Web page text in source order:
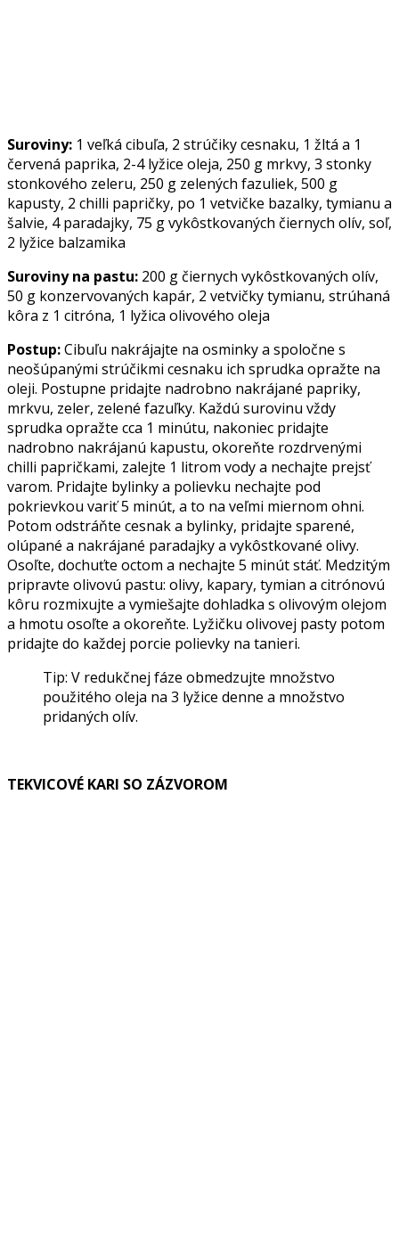
Suroviny: 1 veľká cibuľa, 2 strúčiky cesnaku, 1 žltá a 1
červená paprika, 2-4 lyžice oleja, 250 g mrkvy, 3 stonky
stonkového zeleru, 250 g zelených fazuliek, 500 g
kapusty, 2 chilli papričky, po 1 vetvičke bazalky, tymianu a
šalvie, 4 paradajky, 75 g vykôstkovaných čiernych olív, soľ,
2 lyžice balzamika
Suroviny na pastu: 200 g čiernych vykôstkovaných olív,
50 g konzervovaných kapár, 2 vetvičky tymianu, strúhaná
kôra z 1 citróna, 1 lyžica olivového oleja
Postup:Cibuľu nakrájajte na osminky a spoločne s
neošúpanými strúčikmi cesnaku ich sprudka opražte na
oleji. Postupne pridajte nadrobno nakrájané papriky,
mrkvu, zeler, zelené fazuľky. Každú surovinu vždy
sprudka opražte cca 1 minútu, nakoniec pridajte
nadrobno nakrájanú kapustu, okoreňte rozdrvenými
chilli papričkami, zalejte 1 litrom vody a nechajte prejsť
varom. Pridajte bylinky a polievku nechajte pod
pokrievkou variť 5 minút, a to na veľmi miernom ohni.
Potom odstráňte cesnak a bylinky, pridajte sparené,
olúpané a nakrájané paradajky a vykôstkované olivy.
Osoľte, dochuťte octom a nechajte 5 minút stáť. Medzitým
pripravte olivovú pastu: olivy, kapary, tymian a citrónovú
kôru rozmixujte a vymiešajte dohladka s olivovým olejom
a hmotu osoľte a okoreňte. Lyžičku olivovej pasty potom
pridajte do každej porcie polievky na tanieri.
Tip: V redukčnej fáze obmedzujte množstvo
použitého oleja na 3 lyžice denne a množstvo
pridaných olív.
TEKVICOVÉ KARI SO ZÁZVOROM